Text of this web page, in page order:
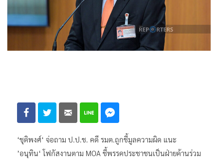
‘ชุติพงศ์‘ จ่อถาม ป.ป.ช. คดี รมต.ถูกชี้มูลความผิด แนะ
’อนุทิน‘ โฟกัสงานตาม MOA ชี้พรรคประชาชนเป็นฝ่ายค้านร่วม